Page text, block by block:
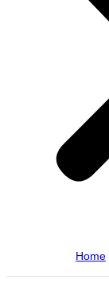
Home